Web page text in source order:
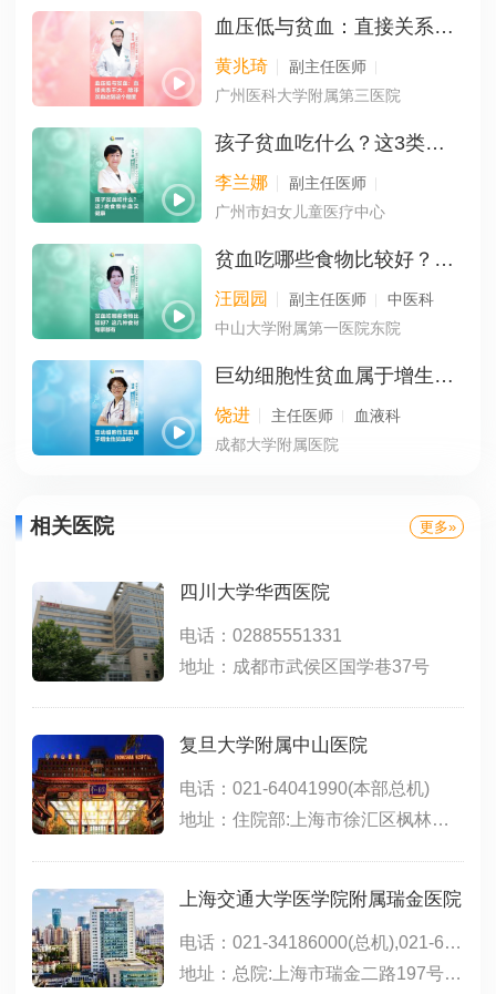
血压低与贫血：直接关系不大，除非贫血达到这个程度
黄兆琦
副主任医师
广州医科大学附属第三医院
孩子贫血吃什么？这3类食物补血又健康
李兰娜
副主任医师
广州市妇女儿童医疗中心
贫血吃哪些食物比较好？这几种食材每家都有
汪园园 副主任医师
中医科
中山大学附属第一医院东院
巨幼细胞性贫血属于增生性贫血吗？
饶进 主任医师
血液科
成都大学附属医院
相关医院 更多»
四川大学华西医院
电话：02885551331
地址：成都市武侯区国学巷37号
复旦大学附属中山医院
电话：021-64041990(本部总机)
地址：住院部:上海市徐汇区枫林路180号;东院:上海市徐汇区斜土路的1609号;西院:上海市徐汇区医学院路111号;特需门诊、生殖医学中心(15号楼):上海市小木桥路260号
上海交通大学医学院附属瑞金医院
电话：021-34186000(总机),021-64370045(总机),021-64717398(远洋分院),021-67888999(北院)
地址：总院:上海市瑞金二路197号(永嘉路口);北院:嘉定区嘉定新城中心区(马陆镇)希望路999号;远洋分院:上海市徐汇区淮海中路1174号